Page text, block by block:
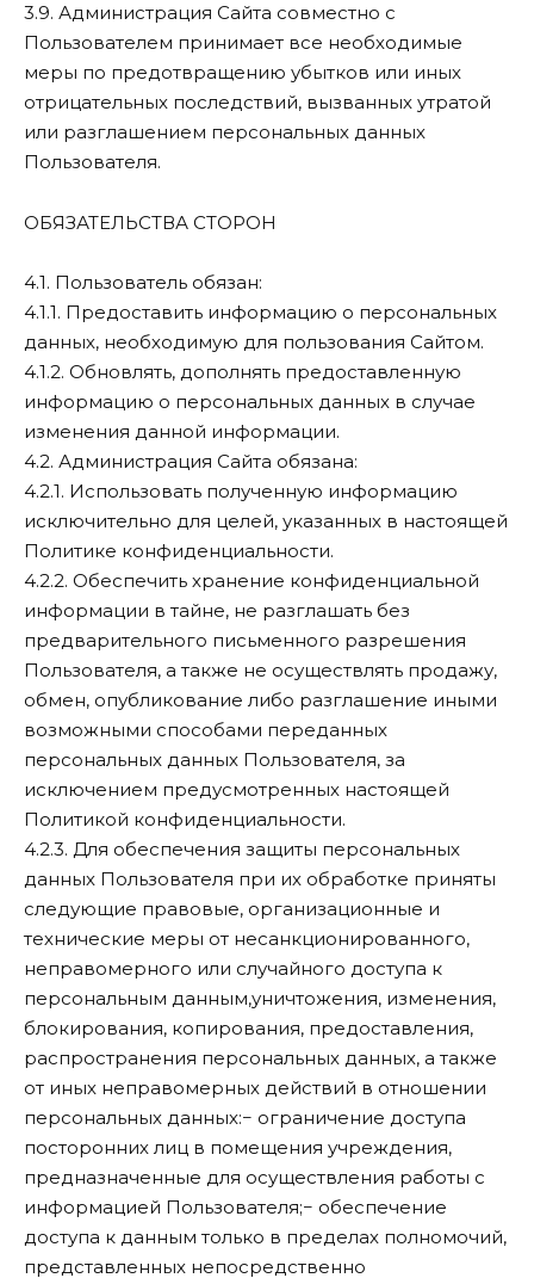
3.9. Администрация Сайта совместно с
Пользователем принимает все необходимые
меры по предотвращению убытков или иных
отрицательных последствий, вызванных утратой
или разглашением персональных данных
Пользователя.
ОБЯЗАТЕЛЬСТВА СТОРОН
4.1. Пользователь обязан:
4.1.1. Предоставить информацию о персональных
данных, необходимую для пользования Сайтом.
4.1.2. Обновлять, дополнять предоставленную
информацию о персональных данных в случае
изменения данной информации.
4.2. Администрация Сайта обязана:
4.2.1. Использовать полученную информацию
исключительно для целей, указанных в настоящей
Политике конфиденциальности.
4.2.2. Обеспечить хранение конфиденциальной
информации в тайне, не разглашать без
предварительного письменного разрешения
Пользователя, а также не осуществлять продажу,
обмен, опубликование либо разглашение иными
возможными способами переданных
персональных данных Пользователя, за
исключением предусмотренных настоящей
Политикой конфиденциальности.
4.2.3. Для обеспечения защиты персональных
данных Пользователя при их обработке приняты
следующие правовые, организационные и
технические меры от несанкционированного,
неправомерного или случайного доступа к
персональным данным,уничтожения, изменения,
блокирования, копирования, предоставления,
распространения персональных данных, а также
от иных неправомерных действий в отношении
персональных данных:− ограничение доступа
посторонних лиц в помещения учреждения,
предназначенные для осуществления работы с
информацией Пользователя;− обеспечение
доступа к данным только в пределах полномочий,
представленных непосредственно